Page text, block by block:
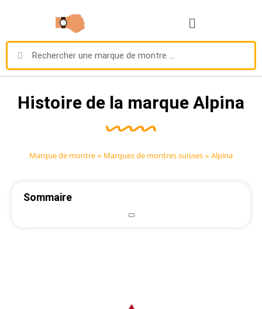
Histoire de la marque Alpina
Marque de montre » Marques de montres suisses » Alpina
Sommaire